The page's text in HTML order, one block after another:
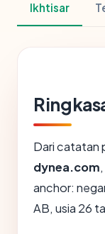
Ikhtisar
Dari catatan
dynea.com
anchor:
AB, usia 26